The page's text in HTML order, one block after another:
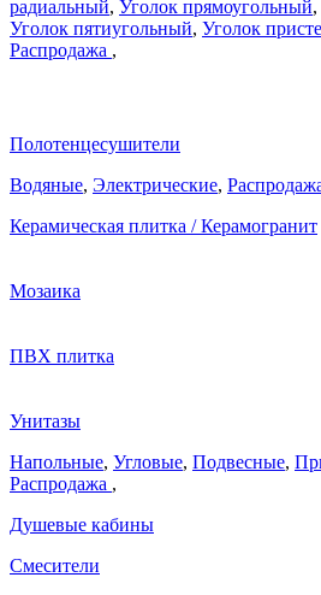
радиальный, Уголок прямоугольный,
Уголок пятиугольный, Уголок
Распродажа ,
Полотенцесушители
Водяные, Электрические,
Керамическая плитка / Керамогранит
Мозаика
ПВХ плитка
Унитазы
Напольные, Угловые, Подвесные,
Распродажа ,
Душевые кабины
Смесители